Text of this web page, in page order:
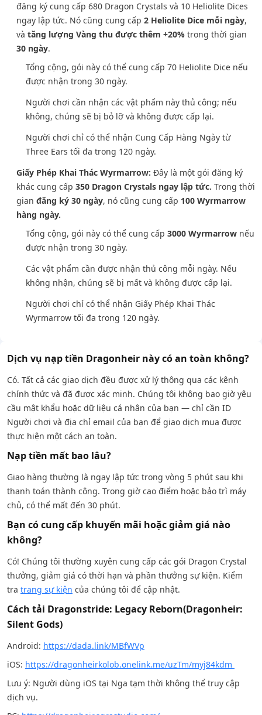
đăng ký cung cấp 680 Dragon Crystals và 10 Heliolite Dices
ngay lập tức. Nó cũng cung cấp 2 Heliolite Dice mỗi ngày,
và tăng lượng Vàng thu được thêm +20% trong thời gian
30 ngày.
Tổng cộng, gói này có thể cung cấp 70 Heliolite Dice nếu
được nhận trong 30 ngày.
Người chơi cần nhận các vật phẩm này thủ công; nếu
không, chúng sẽ bị bỏ lỡ và không được cấp lại.
Người chơi chỉ có thể nhận Cung Cấp Hàng Ngày từ
Three Ears tối đa trong 120 ngày.
Giấy Phép Khai Thác Wyrmarrow: Đây là một gói đăng ký
khác cung cấp 350 Dragon Crystals ngay lập tức. Trong thời
gian đăng ký 30 ngày, nó cũng cung cấp 100 Wyrmarrow
hàng ngày.
Tổng cộng, gói này có thể cung cấp 3000 Wyrmarrow nếu
được nhận trong 30 ngày.
Các vật phẩm cần được nhận thủ công mỗi ngày. Nếu
không nhận, chúng sẽ bị mất và không được cấp lại.
Người chơi chỉ có thể nhận Giấy Phép Khai Thác
Wyrmarrow tối đa trong 120 ngày.
Dịch vụ nạp tiền Dragonheir này có an toàn không?
Có. Tất cả các giao dịch đều được xử lý thông qua các kênh
chính thức và đã được xác minh. Chúng tôi không bao giờ yêu
cầu mật khẩu hoặc dữ liệu cá nhân của bạn — chỉ cần ID
Người chơi và địa chỉ email của bạn để giao dịch mua được
thực hiện một cách an toàn.
Nạp tiền mất bao lâu?
Giao hàng thường là ngay lập tức trong vòng 5 phút sau khi
thanh toán thành công. Trong giờ cao điểm hoặc bảo trì máy
chủ, có thể mất đến 30 phút.
Bạn có cung cấp khuyến mãi hoặc giảm giá nào
không?
Có! Chúng tôi thường xuyên cung cấp các gói Dragon Crystal
thưởng, giảm giá có thời hạn và phần thưởng sự kiện. Kiểm
tra trang sự kiện của chúng tôi để cập nhật.
Cách tải Dragonstride: Legacy Reborn(Dragonheir:
Silent Gods)
Android: https://dada.link/MBfWVp
iOS: https://dragonheirkolob.onelink.me/uzTm/myj84kdm
Lưu ý: Người dùng iOS tại Nga tạm thời không thể truy cập
dịch vụ.